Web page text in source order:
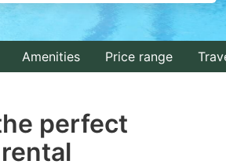
interact
with
the
select
Amenities Price range
perfect